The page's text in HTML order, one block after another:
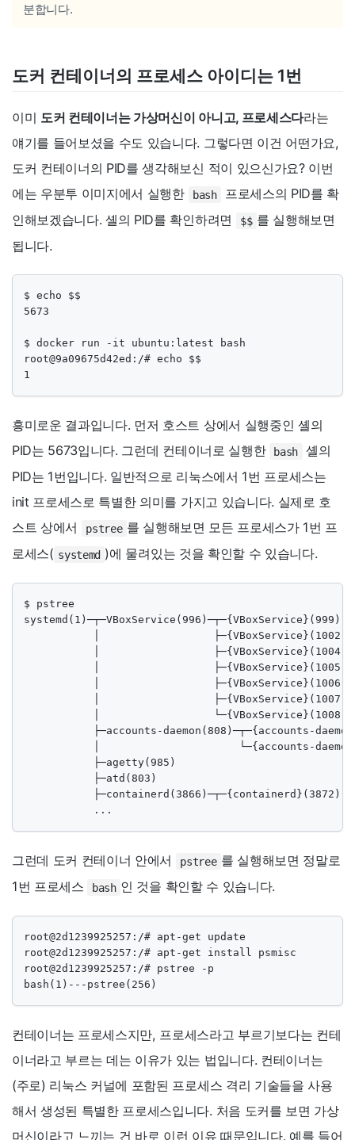
분합니다.
도커 컨테이너의 프로세스 아이디는 1번
이미 도커 컨테이너는 가상머신이 아니고, 프로세스다라는
얘기를 들어보셨을 수도 있습니다. 그렇다면 이건 어떤가요,
도커 컨테이너의 PID를 생각해보신 적이 있으신가요? 이번
에는 우분투 이미지에서 실행한
bash
프로세스의 PID를 확
인해보겠습니다. 셸의 PID를 확인하려면
$$ 를 실행해보면
됩니다.
$ echo $$
5673
$ docker run -it ubuntu:latest bash
root@9a09675d42ed:/# echo $$
1
흥미로운 결과입니다. 먼저 호스트 상에서 실행중인 셸의
PID는 5673입니다. 그런데 컨테이너로 실행한
bash
셸의
PID는 1번입니다. 일반적으로 리눅스에서 1번 프로세스는
init 프로세스로 특별한 의미를 가지고 있습니다. 실제로 호
스트 상에서
pstree 를 실행해보면 모든 프로세스가 1번 프
로세스( systemd )에 물려있는 것을 확인할 수 있습니다.
$ pstree
systemd(1)─┬─VBoxService(996)─┬─{VBoxService}(999)
           │                  ├─{VBoxService}(1002)
           │                  ├─{VBoxService}(1004)
           │                  ├─{VBoxService}(1005)
           │                  ├─{VBoxService}(1006)
           │                  ├─{VBoxService}(1007)
           │                  └─{VBoxService}(1008)
├─accounts-daemon(808)─┬─{accounts-
│                      └─{accounts-
           ├─agetty(985)
           ├─atd(803)
           ├─containerd(3866)─┬─{containerd}(3872)
           ...
그런데 도커 컨테이너 안에서 pstree 를 실행해보면 정말로
1번 프로세스
bash 인 것을 확인할 수 있습니다.
root@2d1239925257:/# apt-get update
root@2d1239925257:/# apt-get install psmisc
root@2d1239925257:/# pstree -p
bash(1)---pstree(256)
컨테이너는 프로세스지만, 프로세스라고 부르기보다는 컨테
이너라고 부르는 데는 이유가 있는 법입니다. 컨테이너는
(주로) 리눅스 커널에 포함된 프로세스 격리 기술들을 사용
해서 생성된 특별한 프로세스입니다. 처음 도커를 보면 가상
머신이라고 느끼는 건 바로 이런 이유 때문입니다. 예를 들어